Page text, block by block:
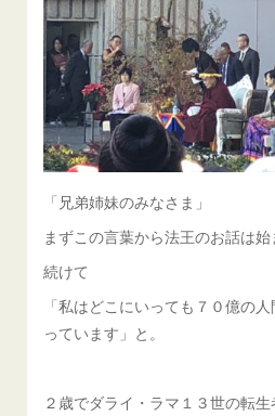
「兄弟姉妹のみなさま」
まずこの言葉から法王のお話は始
続けて
「私はどこにいっても７０億の
っています」と。
２歳でダライ・ラマ１３世の転